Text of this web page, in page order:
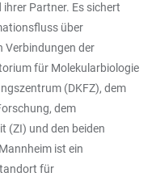
Partner. Es sichert
über
Verbindungen der
für Molekularbiologie
(DKFZ), dem
dem
(ZI) und den beiden
ist ein
für